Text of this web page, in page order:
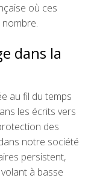
où ces
dans la
au fil du temps
les écrits vers
des
notre société
persistent,
à basse